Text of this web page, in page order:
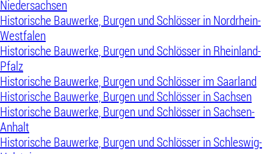
Niedersachsen
Historische Bauwerke, Burgen und Schlösser in Nordrhein-
Westfalen
Historische Bauwerke, Burgen und Schlösser in Rheinland-
Pfalz
Historische Bauwerke, Burgen und Schlösser im Saarland
Historische Bauwerke, Burgen und Schlösser in Sachsen
Historische Bauwerke, Burgen und Schlösser in Sachsen-
Anhalt
Historische Bauwerke, Burgen und Schlösser in Schleswig-